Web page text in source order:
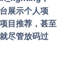
展示个人项
目推荐，甚至
尽管放码过